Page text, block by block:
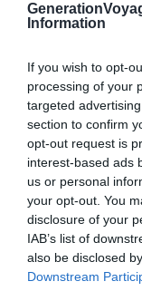
Information
If you wish to opt-
processing of your
targeted
section to confirm
opt-out request is
interest-based ads
us or personal
your opt-out. You
disclosure of your
IAB’s list of
also be disclosed
Downstream
Station de métro